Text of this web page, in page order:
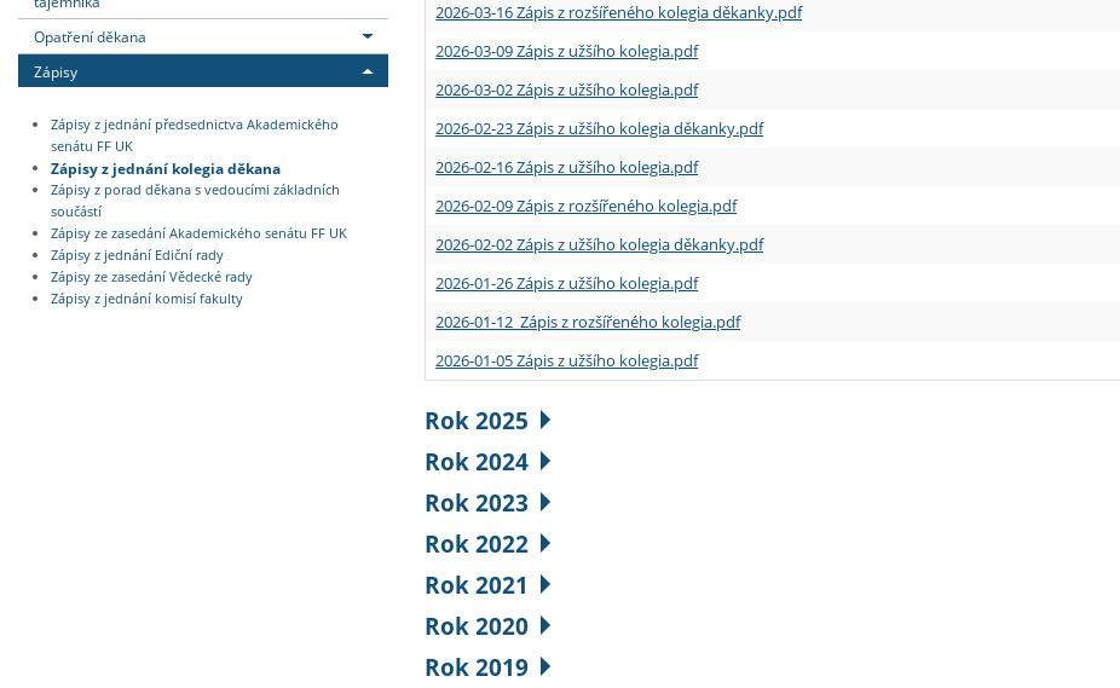
Opatření děkana
Zápisy
Zápisy z jednání předsednictva Akademického
senátu FF UK
Zápisy z jednání kolegia děkana
Zápisy z porad děkana s vedoucími základních
součástí
Zápisy ze zasedání Akademického senátu FF UK
Zápisy z jednání Ediční rady
Zápisy ze zasedání Vědecké rady
Zápisy z jednání komisí fakulty
2026-03-16 Zápis z rozšířeného kolegia děkanky.pdf
2026-03-09 Zápis z užšího kolegia.pdf
2026-03-02 Zápis z užšího kolegia.pdf
2026-02-23 Zápis z užšího kolegia děkanky.pdf
2026-02-16 Zápis z užšího kolegia.pdf
2026-02-09 Zápis z rozšířeného kolegia.pdf
2026-02-02 Zápis z užšího kolegia děkanky.pdf
2026-01-26 Zápis z užšího kolegia.pdf
2026-01-12 Zápis z rozšířeného kolegia.pdf
2026-01-05 Zápis z užšího kolegia.pdf
Rok 2025
Rok 2024
Rok 2023
Rok 2022
Rok 2021
Rok 2020
Rok 2019